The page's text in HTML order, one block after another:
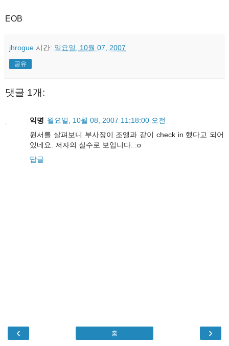
EOB
jhrogue 시간: 일요일, 10월 07, 2007
공유
댓글 1개:
익명 월요일, 10월 08, 2007 11:18:00 오전
원서를 살펴보니 부사장이 조엘과 같이 check in 했다고 되어
있네요. 저자의 실수로 보입니다. :o
답글
‹ ›
홈